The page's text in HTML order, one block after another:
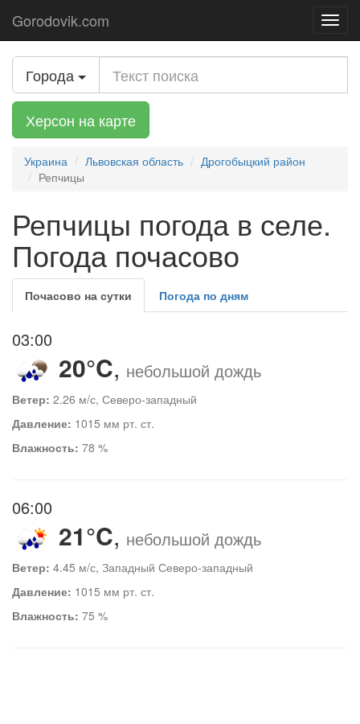
Gorodovik.com
Города
Херсон на карте
Украина Львовская область
Дрогобыцкий район
Репчицы
Репчицы погода в селе.
Погода почасово
Почасово на сутки Погода по дням
03:00
20°C, небольшой дождь
Ветер: 2.26 м/с, Северо-западный
Давление: 1015 мм рт. ст.
Влажность: 78 %
06:00
21°C, небольшой дождь
Ветер: 4.45 м/с, Западный Северо-западный
Давление: 1015 мм рт. ст.
Влажность: 75 %